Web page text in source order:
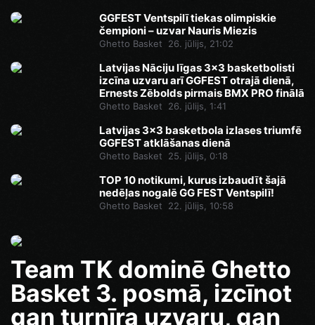
GGFEST Ventspilī tiekas olimpiskie
čempioni – uzvar Nauris Miezis
Ghetto Basket 26. jūlijs, 21:02
Latvijas Nāciju līgas 3x3 basketbolisti
izcīna uzvaru arī GGFEST otrajā dienā,
Ernests Zēbolds pirmais BMX PRO finālā
Ghetto Basket 26. jūlijs, 1:41
Latvijas 3x3 basketbola izlases triumfē
GGFEST atklāšanas dienā
Ghetto Basket 25. jūlijs, 0:18
TOP 10 notikumi, kurus izbaudīt šajā
nedēļas nogalē GG FEST Ventspilī!
Ghetto Basket 22. jūlijs, 10:58
Team TK dominē Ghetto
Basket 3. posmā, izcīnot
gan turnīra uzvaru, gan